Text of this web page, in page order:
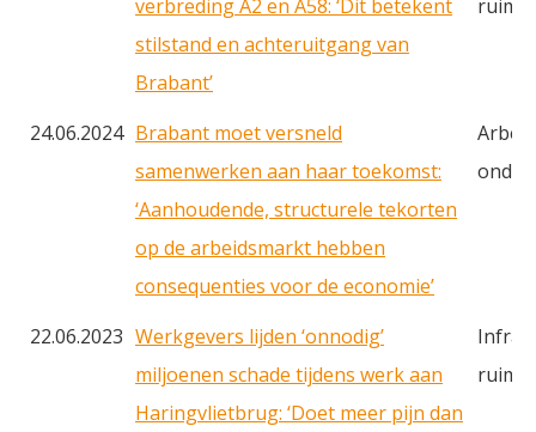
verbreding A2 en A58: ‘Dit betekent
stilstand en achteruitgang van
Brabant’
ruimte
24.06.2024 Brabant moet versneld
samenwerken aan haar toekomst:
‘Aanhoudende, structurele tekorten
op de arbeidsmarkt hebben
consequenties voor de economie’
22.06.2023 Werkgevers lijden ‘onnodig’
miljoenen schade tijdens werk aan
Haringvlietbrug: ‘Doet meer pijn dan
ruimte